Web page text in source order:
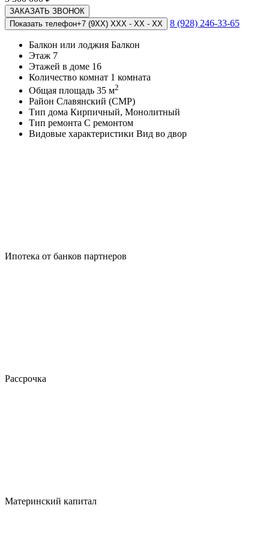
ЗАКАЗАТЬ ЗВОНОК
Показать телефон+7 (9XX) XXX - XX - XX 8 (928) 246-33-65
Балкон или лоджия Балкон
Этаж 7
Этажей в доме 16
Количество комнат 1 комната
Общая площадь 35 м2
Район Славянский (СМР)
Тип дома Кирпичный, Монолитный
Тип ремонта С ремонтом
Видовые характеристики Вид во двор
Ипотека от банков партнеров
Рассрочка
Материнский капитал